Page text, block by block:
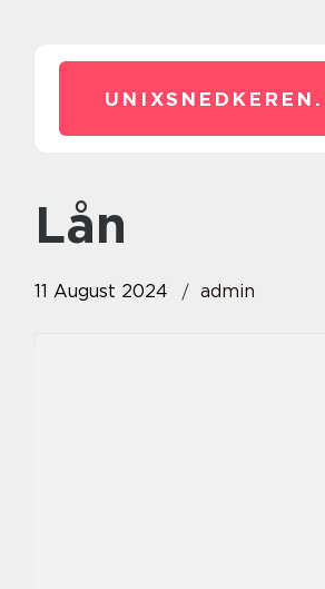
UNIXSNEDKEREN.
Lån
11 August 2024 admin